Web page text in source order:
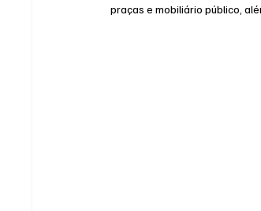
praças e mobiliário público,